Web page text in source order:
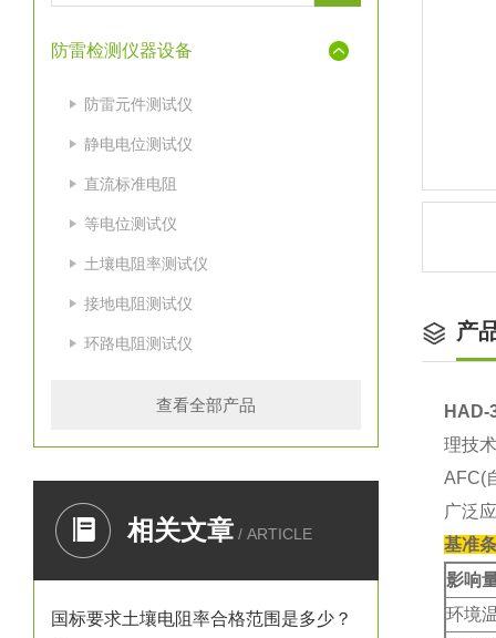
防雷检测仪器设备
防雷元件测试仪
静电电位测试仪
直流标准电阻
等电位测试仪
土壤电阻率测试仪
接地电阻测试仪
环路电阻测试仪
查看全部产品
相关文章 / ARTICLE
国标要求土壤电阻率合格范围是多少？
产
HAD-
理技
AFC(
广泛
基准
影响
环境